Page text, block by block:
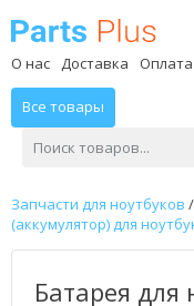
О нас Доставка Оплата
Все товары
Запчасти для ноутбуков /
(аккумулятор) для
Батарея для